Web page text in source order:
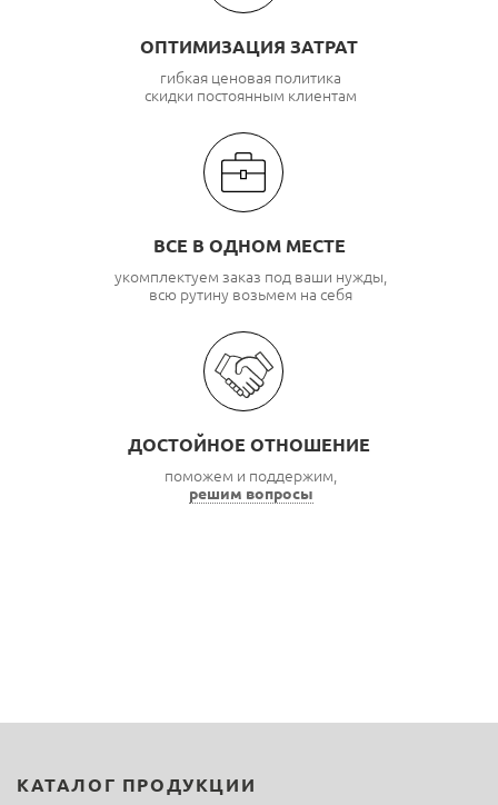
ОПТИМИЗАЦИЯ ЗАТРАТ
гибкая ценовая политика
скидки постоянным клиентам
ВСЕ В ОДНОМ МЕСТЕ
укомплектуем заказ под ваши нужды,
всю рутину возьмем на себя
ДОСТОЙНОЕ ОТНОШЕНИЕ
поможем и поддержим,
решим вопросы
КАТАЛОГ ПРОДУКЦИИ